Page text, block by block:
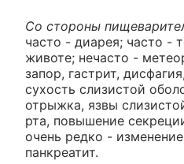
Со стороны
часто - диарея; часто -
животе; нечасто -
запор, гастрит,
сухость слизистой
отрыжка, язвы
рта, повышение
очень редко -
панкреатит.